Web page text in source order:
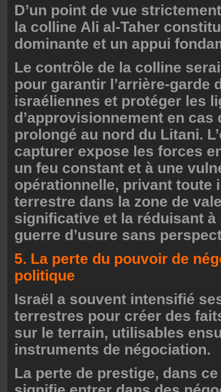
D’un point de vue
la colline Ali al-Taher
dominante et un appui
Le contrôle de la colline
pour garantir l’arrière-garde
israéliennes et protéger les
d’approvisionnement en cas
prolongé au nord du Litani.
capturer expose les forces
un feu constant et à une
opérationnelle, privant toute
terrestre dans la zone de
significative et la réduisant à
guerre d’usure sans
5. La perte du pouvoir de
politique
Israël a souvent intensifié
terrestres pour créer des
sur le terrain, utilisables
instruments de négociation.
La perte de prestige, dans